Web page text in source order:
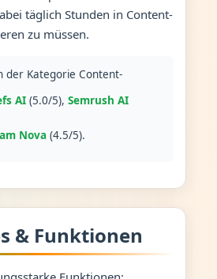
täglich Stunden in Content-
zu müssen.
der Kategorie Content-
AI(5.0/5), Semrush AI
Nova(4.5/5).
& Funktionen